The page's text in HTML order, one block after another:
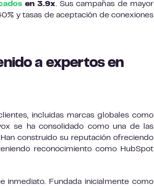
en 3.9x. Sus campañas de mayor
y tasas de aceptación de conexiones
a expertos en
incluidas marcas globales como
se ha consolidado como una de las
construido su reputación ofreciendo
reconocimiento como HubSpot
inmediato. Fundada inicialmente como